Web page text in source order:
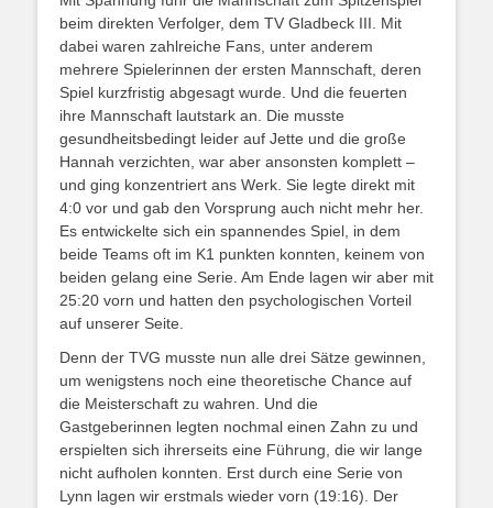
beim direkten Verfolger, dem TV Gladbeck III. Mit
dabei waren zahlreiche Fans, unter anderem
mehrere Spielerinnen der ersten Mannschaft, deren
Spiel kurzfristig abgesagt wurde. Und die feuerten
ihre Mannschaft lautstark an. Die musste
gesundheitsbedingt leider auf Jette und die große
Hannah verzichten, war aber ansonsten komplett –
und ging konzentriert ans Werk. Sie legte direkt mit
4:0 vor und gab den Vorsprung auch nicht mehr her.
Es entwickelte sich ein spannendes Spiel, in dem
beide Teams oft im K1 punkten konnten, keinem von
beiden gelang eine Serie. Am Ende lagen wir aber mit
25:20 vorn und hatten den psychologischen Vorteil
auf unserer Seite.
Denn der TVG musste nun alle drei Sätze gewinnen,
um wenigstens noch eine theoretische Chance auf
die Meisterschaft zu wahren. Und die
Gastgeberinnen legten nochmal einen Zahn zu und
erspielten sich ihrerseits eine Führung, die wir lange
nicht aufholen konnten. Erst durch eine Serie von
Lynn lagen wir erstmals wieder vorn (19:16). Der